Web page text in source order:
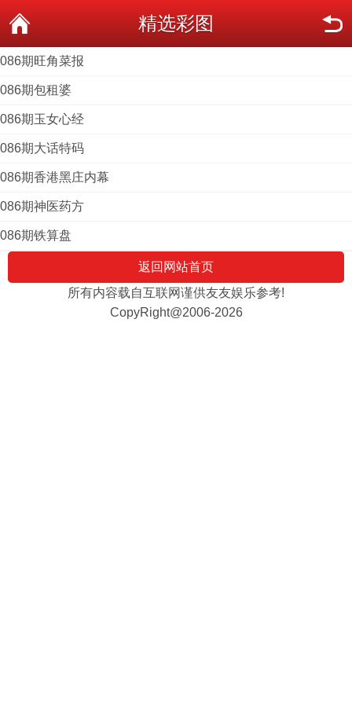
精选彩图
086期旺角菜报
086期包租婆
086期玉女心经
086期大话特码
086期香港黑庄内幕
086期神医药方
086期铁算盘
返回网站首页
所有内容载自互联网谨供友友娱乐参考!
CopyRight@2006-2026